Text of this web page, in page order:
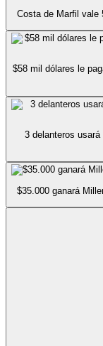
Costa de Marfil vale
$58 mil dólares le
3 delanteros
$35.000 ganará